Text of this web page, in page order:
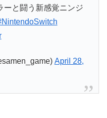
ーと闘う新感覚ニンジ
April 28,